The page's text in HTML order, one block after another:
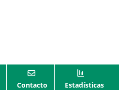
Contacto Estadísticas